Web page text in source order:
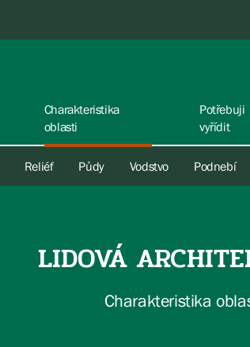
Charakteristika
oblasti
Reliéf Půdy Vodstvo Podnebí
Potřebuji
vyřídit
LIDOVÁ
Charakteristika